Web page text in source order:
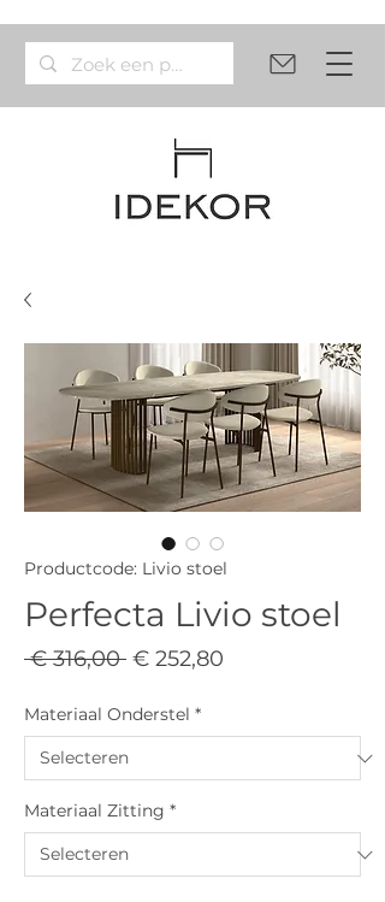
Productcode: Livio stoel
Perfecta Livio stoel
€ 316,00 Normale
€ 252,80
Materiaal Onderstel *
Materiaal Zitting *